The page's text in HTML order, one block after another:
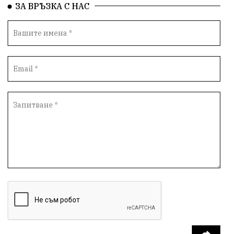
ЗА ВРЪЗКА С НАС